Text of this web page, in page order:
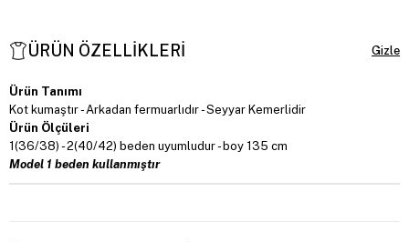
ÜRÜN ÖZELLIKLERI
Ürün Tanımı
Kot kumaştır - Arkadan fermuarlıdır - Seyyar Kemerlidir
Ürün Ölçüleri
1(36/38) - 2(40/42) beden uyumludur - boy 135 cm
Model 1 beden kullanmıştır